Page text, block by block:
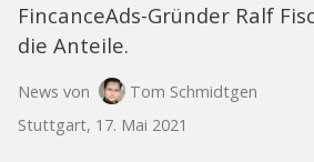
FincanceAds-Gründer Ralf
die Anteile.
News von
Tom Schmidtgen
Stuttgart, 17. Mai 2021